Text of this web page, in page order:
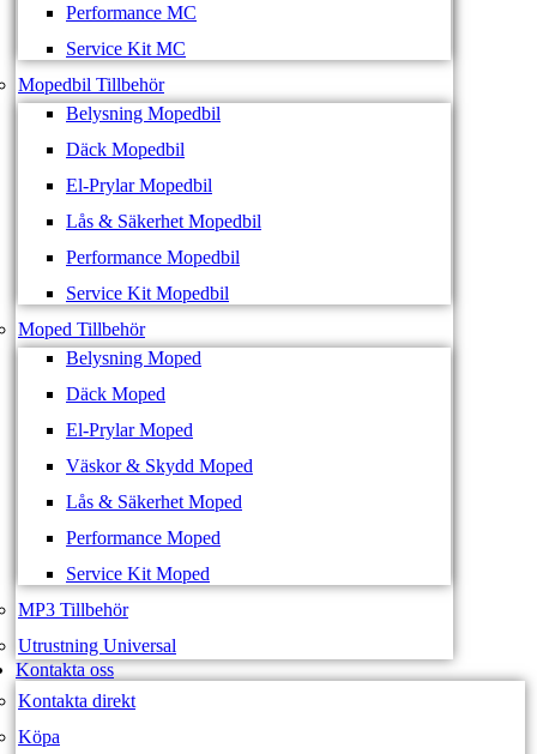
Performance MC
Service Kit MC
Mopedbil Tillbehör
Belysning Mopedbil
Däck Mopedbil
El-Prylar Mopedbil
Lås & Säkerhet Mopedbil
Performance Mopedbil
Service Kit Mopedbil
Moped Tillbehör
Belysning Moped
Däck Moped
El-Prylar Moped
Väskor & Skydd Moped
Lås & Säkerhet Moped
Performance Moped
Service Kit Moped
MP3 Tillbehör
Utrustning Universal
Kontakta oss
Kontakta direkt
Köpa